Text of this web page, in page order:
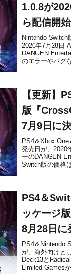
1.0.8が
ら配信開始
Nintendo Switch
2020年7月28日
DANGEN
のエラーやバグ
【更新】
版『
7月9日に決
PS4＆Xbox One
発売日が、2020
ーのDANGEN
Switch版の価格
PS4＆
ッケージ
8月28日に
PS4＆Nintendo
が、海外向けと
Deck13と
Limited Games